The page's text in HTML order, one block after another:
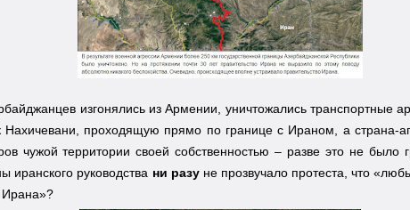
изгонялись из Армении, уничтожались транспортные
проходящую прямо по границе с Ираном, а страна-
чужой территории своей собственностью – разве это не было
иранского руководства ни разуне прозвучало протеста, что